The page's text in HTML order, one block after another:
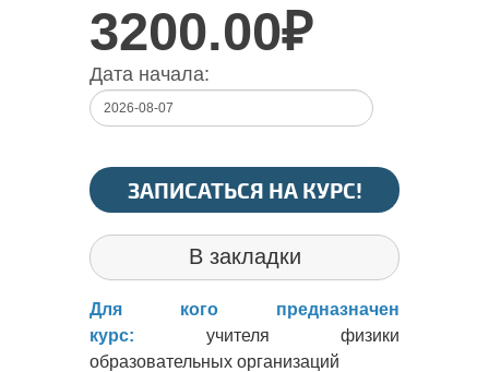
3200.00₽
Дата начала:
ЗАПИСАТЬСЯ НА КУРС!
В закладки
Для кого предназначен
курс:
учителя физики
образовательных организаций